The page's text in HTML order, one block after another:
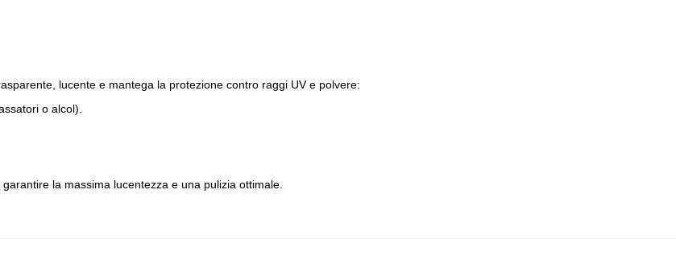
lucente e mantega la protezione contro raggi UV e polvere:
o alcol).
la massima lucentezza e una pulizia ottimale.